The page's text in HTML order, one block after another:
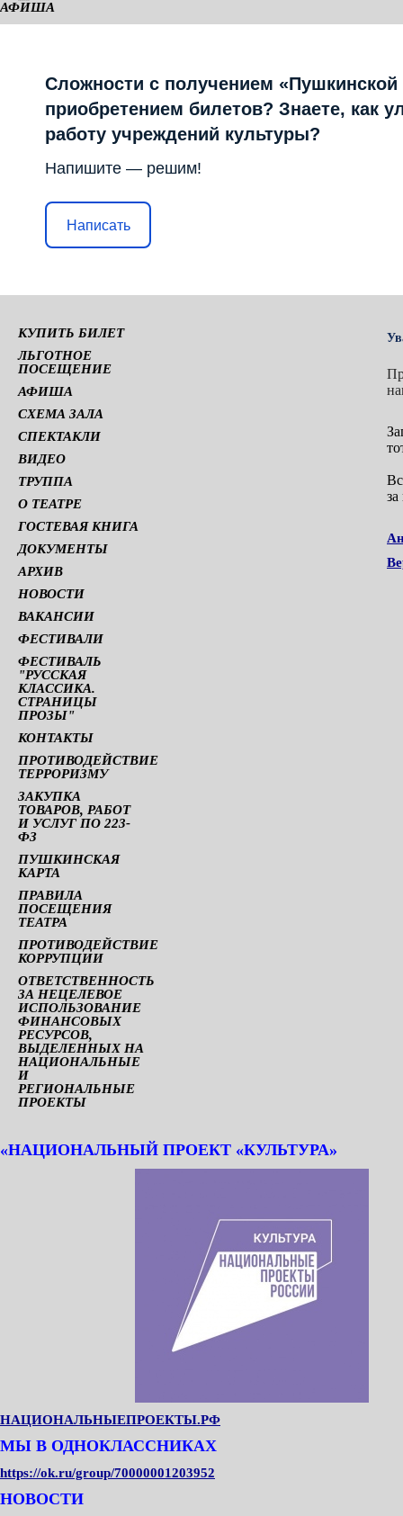
АФИША
Сложности с получением «Пушкинской
приобретением билетов? Знаете, как
работу учреждений культуры?
Напишите — решим!
Написать
КУПИТЬ БИЛЕТ
ЛЬГОТНОЕ
ПОСЕЩЕНИЕ
АФИША
СХЕМА ЗАЛА
СПЕКТАКЛИ
ВИДЕО
ТРУППА
О ТЕАТРЕ
ГОСТЕВАЯ КНИГА
ДОКУМЕНТЫ
АРХИВ
НОВОСТИ
ВАКАНСИИ
ФЕСТИВАЛИ
ФЕСТИВАЛЬ
"РУССКАЯ
КЛАССИКА.
СТРАНИЦЫ
ПРОЗЫ"
КОНТАКТЫ
ПРОТИВОДЕЙСТВИЕ
ТЕРРОРИЗМУ
ЗАКУПКА
ТОВАРОВ, РАБОТ
И УСЛУГ ПО 223-
ФЗ
ПУШКИНСКАЯ
КАРТА
ПРАВИЛА
ПОСЕЩЕНИЯ
ТЕАТРА
ПРОТИВОДЕЙСТВИЕ
КОРРУПЦИИ
ОТВЕТСТВЕННОСТЬ
ЗА НЕЦЕЛЕВОЕ
ИСПОЛЬЗОВАНИЕ
ФИНАНСОВЫХ
РЕСУРСОВ,
ВЫДЕЛЕННЫХ НА
НАЦИОНАЛЬНЫЕ
И
РЕГИОНАЛЬНЫЕ
ПРОЕКТЫ
«НАЦИОНАЛЬНЫЙ ПРОЕКТ «КУЛЬТУРА»
НАЦИОНАЛЬНЫЕПРОЕКТЫ.РФ
МЫ В ОДНОКЛАССНИКАХ
https://ok.ru/group/70000001203952
НОВОСТИ